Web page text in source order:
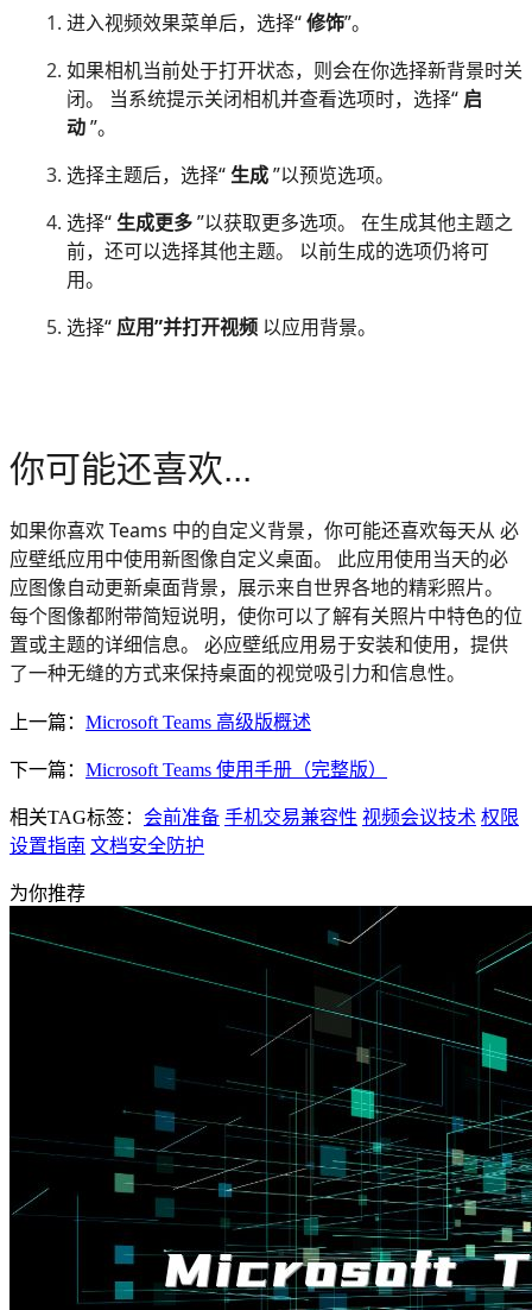
进入视频效果菜单后，选择“修饰”。
如果相机当前处于打开状态，则会在你选择新背景时关
闭。 当系统提示关闭相机并查看选项时，选择“ 启
动”。
选择主题后，选择“生成”以预览选项。
选择“生成更多”以获取更多选项。 在生成其他主题之
前，还可以选择其他主题。 以前生成的选项仍将可
用。
选择“ 应用”并打开视频 以应用背景。
你可能还喜欢...
如果你喜欢 Teams 中的自定义背景，你可能还喜欢每天从 必
应壁纸应用中使用新图像自定义桌面。 此应用使用当天的必
应图像自动更新桌面背景，展示来自世界各地的精彩照片。
每个图像都附带简短说明，使你可以了解有关照片中特色的位
置或主题的详细信息。 必应壁纸应用易于安装和使用，提供
了一种无缝的方式来保持桌面的视觉吸引力和信息性。
上一篇： Microsoft Teams 高级版概述
下一篇： Microsoft Teams 使用手册（完整版）
相关TAG标签： 会前准备 手机交易兼容性 视频会议技术 权限
设置指南 文档安全防护
为你推荐